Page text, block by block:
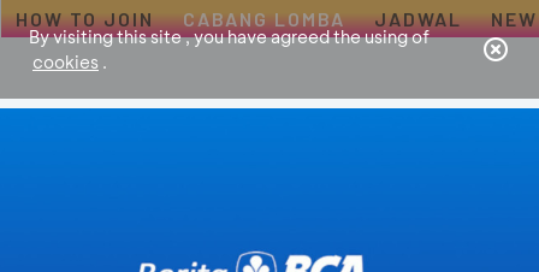
By visiting this site , you have agreed the using of
cookies .
HOW TO JOIN CABANG LOMBA JADWAL